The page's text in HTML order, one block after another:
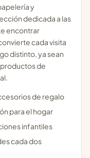
y
dedicada a las
encontrar
cada visita
distinto, ya sean
de
de regalo
para el hogar
infantiles
cada dos